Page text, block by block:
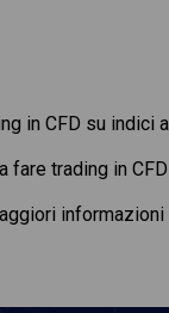
in CFD su indici
fare trading in